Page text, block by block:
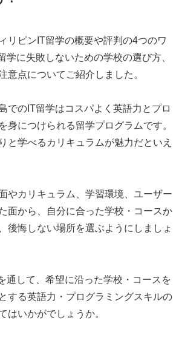
リピンIT留学の概要や評判の4つのワ
学に失敗しないための学校の選び方、
意点についてご紹介しました。
でのIT留学はコスパよく英語力とプロ
身につけられる留学プログラムです。
と学べるカリキュラムが魅力だといえ
やカリキュラム、学習環境、ユーザー
面から、自分に合った学校・コースか
後悔しない場所を選ぶようにしましょ
通して、希望に沿った学校・コースを
する英語力・プログラミングスキルの
はいかがでしょうか。